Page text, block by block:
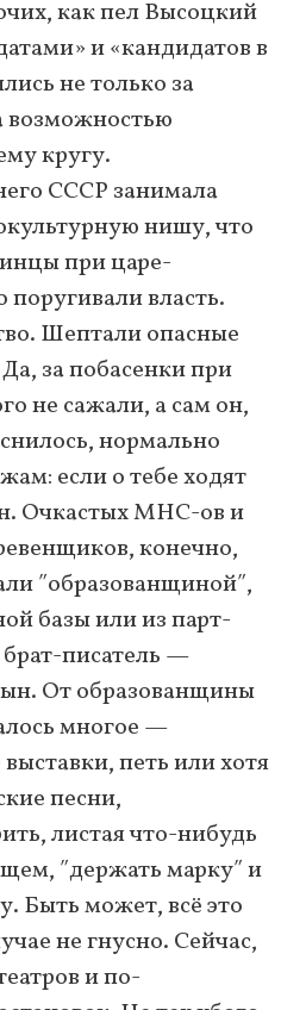
как пел Высоцкий
и «кандидатов в
не только за
возможностью
кругу.
СССР занимала
нишу, что
при царе-
власть.
Шептали опасные
за побасенки при
не сажали, а сам он,
нормально
если о тебе ходят
Очкастых МНС-ов и
конечно,
ʺобразованщинойʺ,
базы или из парт-
писатель —
От образованщины
многое —
петь или хотя
песни,
листая что-нибудь
ʺдержать маркуʺ и
Быть может, всё это
не гнусно. Сейчас,
и по-